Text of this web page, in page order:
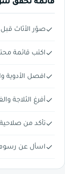
قائمة تحقق
صوّر الأثاث
اكتب قائمة
افصل الأدوية
أفرغ الثلاجة
تأكد من
اسأل عن رسوم